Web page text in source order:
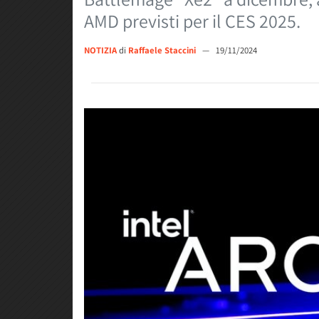
AMD previsti per il CES 2025.
NOTIZIAdi Raffaele Staccini — 19/11/2024